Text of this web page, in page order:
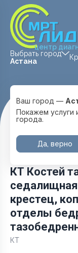
центр
Выбрать город
Астана
Ваш город —
Покажем услуги
города.
Да, верно
Главная Услуги
КТ Костей таза
копчик,
КТ Костей
крестец,
отделы
КТ